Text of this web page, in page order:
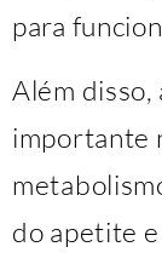
para
Além disso,
importante
do apetite